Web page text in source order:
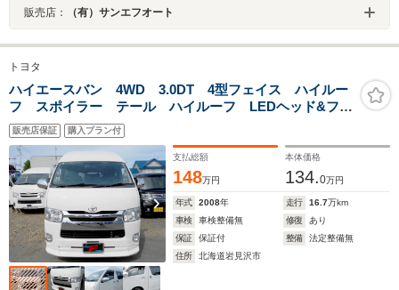
販売店： （有）サンエフオート
トヨタ
ハイエースバン 4WD 3.0DT 4型フェイス ハイルー
フ スポイラー テール ハイルーフ LEDヘッド&フォ
グ タイミングベルト交換済 リアクーラー 高さ6段階
調整 ベットキット付
販売店保証 購入プラン付
支払総額
148万円
本体価格
134.0万円
年式 2008年 走行 16.7万km
車検
車検整備無 修復
あり
保証
保証付 整備
法定整備無
住所
北海道岩見沢市